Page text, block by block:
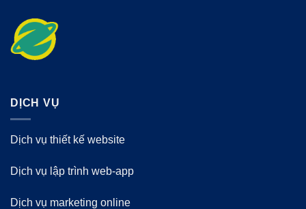
DỊCH VỤ
Dịch vụ thiết kế website
Dịch vụ lập trình web-app
Dịch vụ marketing online